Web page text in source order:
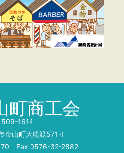
町商工会
509-1614
金山町大船渡571-1
Fax.0576-32-2882